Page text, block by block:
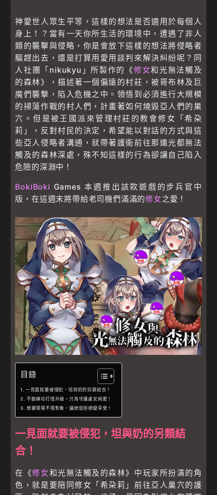
神愛世人眾生平等，這樣的想法是否適用於每個人
身上！？當有一天你所生活的環境中，遭遇了非人
類的襲擊與侵略，你是會放下這樣的想法將侵略者
驅趕出去，還是打算用愛用談判來解決糾紛呢？同
人社團「nikukyu」所製作的《修女和光無法觸及
的森林》，描述著一個偏遠的村莊，被哥布林及巨
魔們襲撃，陷入危機之中。領悟到必須進行大規模
的掃蕩作戰的村人們，計畫著如何燒毀亞人們的巣
穴。但是被王國派來管理村莊的教會修女「希朶
莉」，反對村民的決定，希望能以對話的方式與這
些亞人侵略者溝通，就帶著護衛前往那連光都無法
觸及的森林深處，殊不知這樣的行為卻讓自己陷入
危險的深淵中！
BokiBoki Games 本週推出該款遊戲的步兵官中
版，在這週末將帶給老司機們滿滿的修女之愛！
目錄
一見面就要被侵犯，坦與奶的另類結合！
不斷練功打怪升級，只為守護處女純愛！
想要壞壞不限對象，讓她從拒絕變享受！
一見面就要被侵犯，坦與奶的另類結
合！
在《修女和光無法觸及的森林》中玩家所扮演的角
色，就是要陪同修女「希朶莉」前往亞人巢穴的護